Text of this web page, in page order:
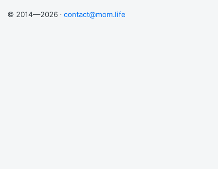
© 2014—2026 · contact@mom.life